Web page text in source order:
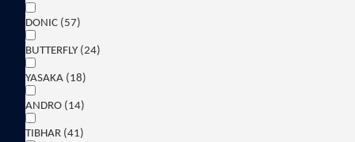
DONIC (57)
BUTTERFLY (24)
YASAKA (18)
ANDRO (14)
TIBHAR (41)